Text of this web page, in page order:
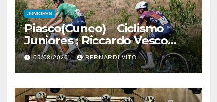
JUNIORES
Piasco(Cuneo) – Ciclismo
Juniores ; Riccardo Vesco
(Guerrini-Senaghese) al
fotofinish su Gugnino (UC
Piasco) e Jedrysek (SC
Fagnano Nuova)
09/08/2026 BERNARDI VITO